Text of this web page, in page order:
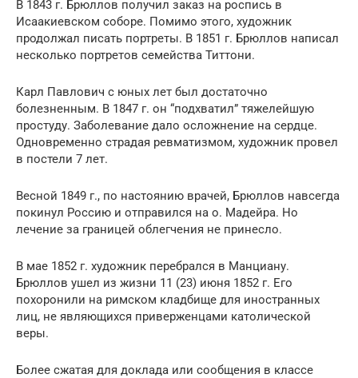
В 1843 г. Брюллов получил заказ на роспись в
Исаакиевском соборе. Помимо этого, художник
продолжал писать портреты. В 1851 г. Брюллов написал
несколько портретов семейства Титтони.
Карл Павлович с юных лет был достаточно
болезненным. В 1847 г. он “подхватил” тяжелейшую
простуду. Заболевание дало осложнение на сердце.
Одновременно страдая ревматизмом, художник провел
в постели 7 лет.
Весной 1849 г., по настоянию врачей, Брюллов навсегда
покинул Россию и отправился на о. Мадейра. Но
лечение за границей облегчения не принесло.
В мае 1852 г. художник перебрался в Манциану.
Брюллов ушел из жизни 11 (23) июня 1852 г. Его
похоронили на римском кладбище для иностранных
лиц, не являющихся приверженцами католической
веры.
Более сжатая для доклада или сообщения в классе